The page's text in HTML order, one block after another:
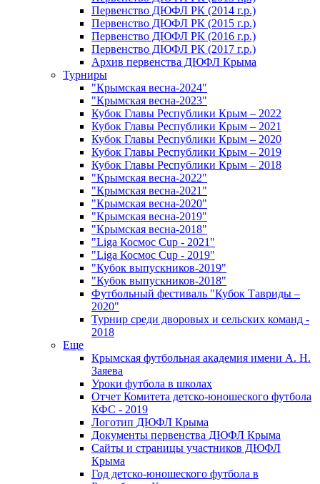
Первенство ДЮФЛ РК (2014 г.р.)
Первенство ДЮФЛ РК (2015 г.р.)
Первенство ДЮФЛ РК (2016 г.р.)
Первенство ДЮФЛ РК (2017 г.р.)
Архив первенства ДЮФЛ Крыма
Турниры
"Крымская весна-2024"
"Крымская весна-2023"
Кубок Главы Республики Крым – 2022
Кубок Главы Республики Крым – 2021
Кубок Главы Республики Крым – 2020
Кубок Главы Республики Крым – 2019
Кубок Главы Республики Крым – 2018
"Крымская весна-2022"
"Крымская весна-2021"
"Крымская весна-2020"
"Крымская весна-2019"
"Крымская весна-2018"
"Liga Космос Cup - 2021"
"Liga Космос Cup - 2019"
"Кубок выпускников-2019"
"Кубок выпускников-2018"
Футбольный фестиваль "Кубок Тавриды –
2020"
Турнир среди дворовых и сельских команд -
2018
Еще
Крымская футбольная академия имени А. Н.
Заяева
Уроки футбола в школах
Отчет Комитета детско-юношеского футбола
КФС - 2019
Логотип ДЮФЛ Крыма
Документы первенства ДЮФЛ Крыма
Сайты и страницы участников ДЮФЛ
Крыма
Год детско-юношеского футбола в